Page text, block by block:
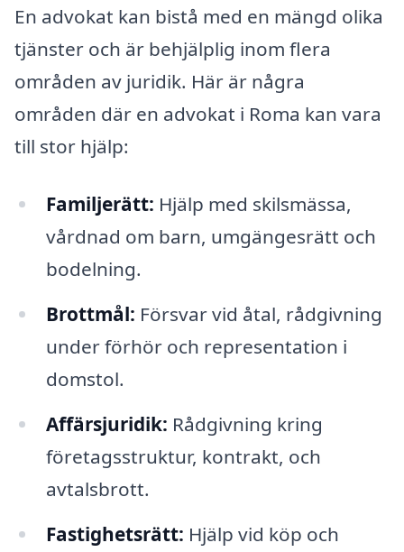
En advokat kan bistå med en mängd olika
tjänster och är behjälplig inom flera
områden av juridik. Här är några
områden där en advokat i Roma kan vara
till stor hjälp:
Familjerätt: Hjälp med skilsmässa,
vårdnad om barn, umgängesrätt och
bodelning.
Brottmål: Försvar vid åtal, rådgivning
under förhör och representation i
domstol.
Affärsjuridik: Rådgivning kring
företagsstruktur, kontrakt, och
avtalsbrott.
Fastighetsrätt: Hjälp vid köp och